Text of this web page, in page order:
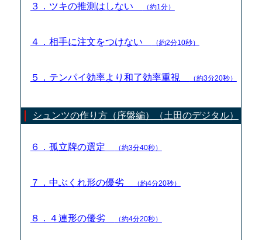
３．ツキの推測はしない （約1分）
４．相手に注文をつけない （約2分10秒）
５．テンパイ効率より和了効率重視 （約3分20秒）
シュンツの作り方（序盤編）（土田のデジタル）
６．孤立牌の選定 （約3分40秒）
７．中ぶくれ形の優劣 （約4分20秒）
８．４連形の優劣 （約4分20秒）